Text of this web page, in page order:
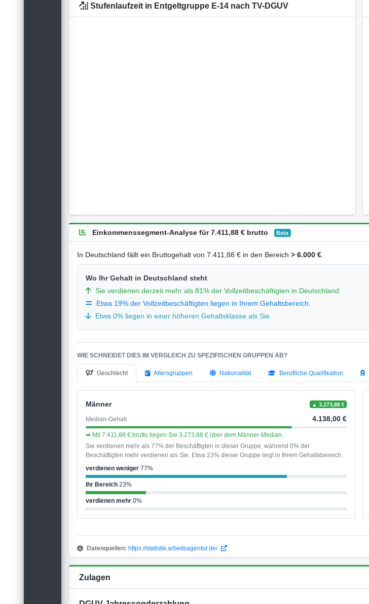
Stufenlaufzeit in Entgeltgruppe E-14 nach TV-DGUV
Einkommenssegment-Analyse für 7.411,88 € brutto Beta
In Deutschland fällt ein Bruttogehalt von 7.411,88 € in den Bereich> 6.000 €
Wo Ihr Gehalt in Deutschland steht
Sie verdienen derzeit mehr als 81% der Vollzeitbeschäftigten in Deutschland.
Etwa 19% der Vollzeitbeschäftigten liegen in Ihrem Gehaltsbereich.
Etwa 0% liegen in einer höheren Gehaltsklasse als Sie.
WIE SCHNEIDET DIES IM VERGLEICH ZU SPEZIFISCHEN GRUPPEN AB?
Geschlecht Altersgruppen Nationalität Berufliche Qualifikation
Männer ▲ 3.273,88 €
Median-Gehalt 4.138,00 €
➡ Mit 7.411,88 € brutto liegen Sie 3.273,88 € über dem Männer-Median.
Sie verdienen mehr als 77% der Beschäftigten in dieser Gruppe, während 0% der
Beschäftigten mehr verdienen als Sie. Etwa 23% dieser Gruppe liegt in Ihrem Gehaltsbereich.
verdienen weniger 77%
Ihr Bereich 23%
verdienen mehr 0%
Datenquellen: https://statistik.arbeitsagentur.de/
Zulagen